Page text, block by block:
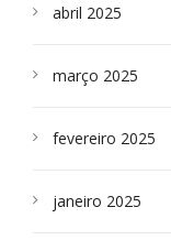
abril 2025
março 2025
fevereiro 2025
janeiro 2025